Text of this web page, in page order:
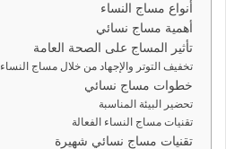
أنواع مساج النساء
أهمية مساج نسائي
تأثير المساج على الصحة العامة
تخفيف التوتر والإجهاد من خلال مساج النساء
خطوات مساج نسائي
تحضير البيئة المناسبة
تقنيات مساج النساء الفعالة
تقنيات مساج نسائي شهيرة